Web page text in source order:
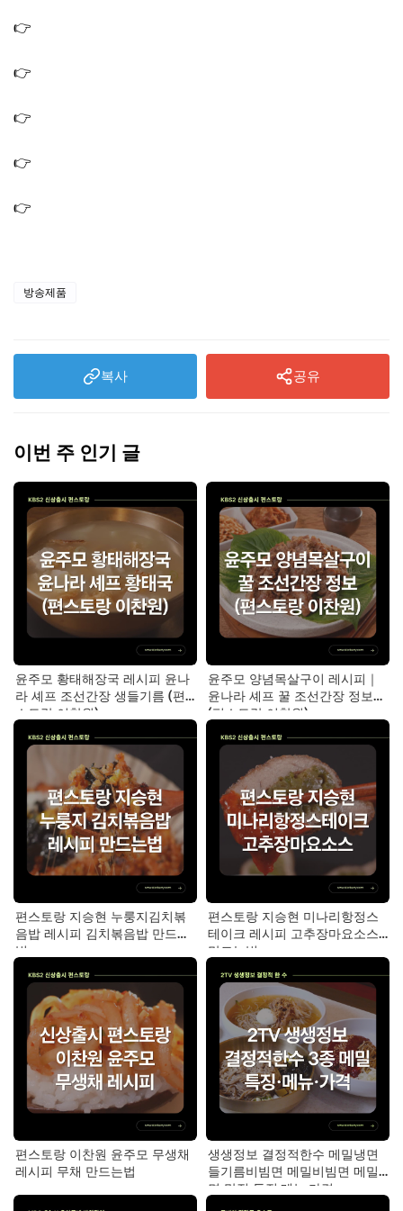
👉
👉
👉
👉
👉
방송제품
복사 공유
이번 주 인기 글
윤주모 황태해장국 레시피 윤나
라 셰프 조선간장 생들기름 (편
스토랑 이찬원)
윤주모 양념목살구이 레시피｜
윤나라 셰프 꿀 조선간장 정보
(편스토랑 이찬원)
편스토랑 지승현 누룽지김치볶
음밥 레시피 김치볶음밥 만드는
법
편스토랑 지승현 미나리항정스
테이크 레시피 고추장마요소스
만드는법
편스토랑 이찬원 윤주모 무생채
레시피 무채 만드는법
생생정보 결정적한수 메밀냉면
들기름비빔면 메밀비빔면 메밀
면 맛집 특징·메뉴·가격